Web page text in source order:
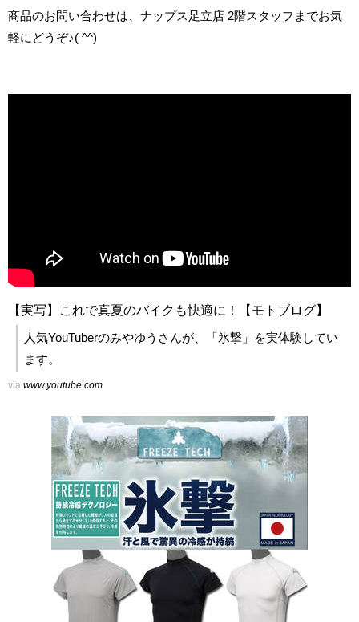
商品のお問い合わせは、ナップス足立店 2階スタッフまでお気
軽にどうぞ♪( ^^)
【実写】これで真夏のバイクも快適に！【モトブログ】
人気YouTuberのみやゆうさんが、「氷撃」を実体験してい
ます。
via www.youtube.com